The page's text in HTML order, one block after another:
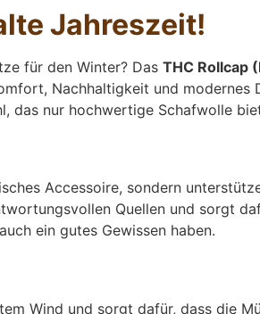
Jahreszeit!
für den Winter? Das THC Rollcap
Nachhaltigkeit und modernes
das nur hochwertige Schafwolle
Accessoire, sondern
Quellen und sorgt
ein gutes Gewissen haben.
Wind und sorgt dafür, dass die